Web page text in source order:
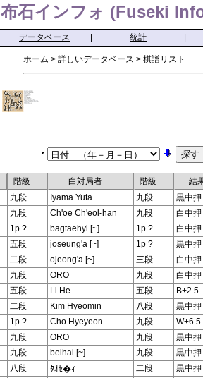
布石インフォ (Fuseki
データベース 統計
ホーム > 詳しいデータベース > 棋譜リスト
階級 白対局者 階級
結
九段 Iyama Yuta 九段
黒中
九段 Ch'oe Ch'eol-han 九段
白中
1p ? bagtaehyi [~] 1p ?
白中
五段 joseung'a [~] 1p ?
黒中
二段 ojeong'a [~] 三段
白中
九段 ORO 九段
白中
五段 Li He 五段
B+2.5
二段 Kim Hyeomin 八段
黒中
1p ? Cho Hyeyeon 九段
W+6.5
九段 ORO 九段
黒中
九段 beihai [~] 九段
黒中
八段 ﾀｵｾ�ｨ 二段
黒中